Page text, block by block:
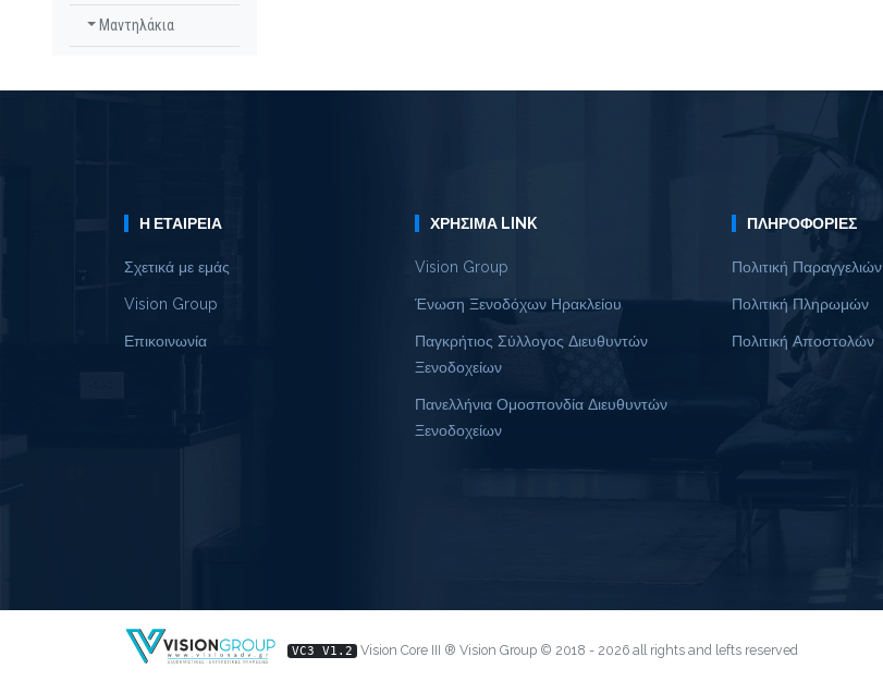
Μαντηλάκια
Η ΕΤΑΙΡΕΊΑ
Σχετικά με εμάς
Vision Group
Επικοινωνία
ΧΡΉΣΙΜΑ LINK
Vision Group
Ένωση Ξενοδόχων Ηρακλείου
Παγκρήτιος Σύλλογος Διευθυντών
Ξενοδοχείων
Πανελλήνια Ομοσπονδία Διευθυντών
Ξενοδοχείων
ΠΛΗΡΟΦΟΡΊΕΣ
Πολιτική Παραγγελιών
Πολιτική Πληρωμών
Πολιτική Αποστολών
VC3 V1.2 Vision Core III ® Vision Group © 2018 - 2026 all rights and lefts reserved